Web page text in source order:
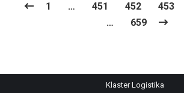
1 … 451 452 453
…
659
Klaster Logistika